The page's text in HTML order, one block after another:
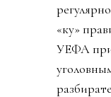
«ку»
УЕФА